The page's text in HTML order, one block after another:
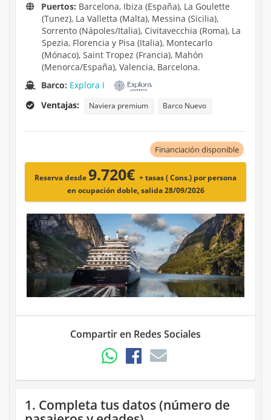
Puertos: Barcelona, Ibiza (España), La Goulette
(Tunez), La Valletta (Malta), Messina (Sicilia),
Sorrento (Nápoles/Italia), Civitavecchia (Roma), La
Spezia, Florencia y Pisa (Italia), Montecarlo
(Mónaco), Saint Tropez (Francia), Mahón
(Menorca/España), Valencia, Barcelona.
Barco: Explora I
Ventajas:
Naviera premium Barco Nuevo
Financiación disponible
Reserva desde9.720€ + tasas ( Cons.) por persona
en ocupación doble, salida 28/09/2026
Compartir en Redes Sociales
1. Completa tus datos (número de